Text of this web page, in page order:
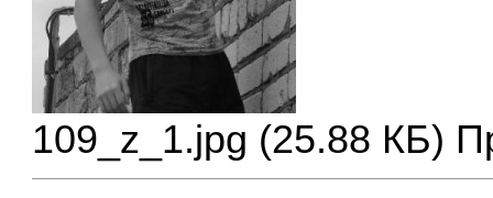
109_z_1.jpg (25.88 КБ)